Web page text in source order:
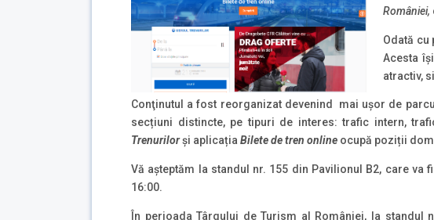
României,
Odată cu
Acesta
atractiv,
Conţinutul a fost reorganizat devenind mai uşor de
secțiuni distincte, pe tipuri de interes: trafic intern,
Trenurilorși aplicațiaBilete de tren online ocupă poziții
Vă aşteptăm la standul nr. 155 din Pavilionul B2, care
16:00.
În perioada Târgului de Turism al României, la